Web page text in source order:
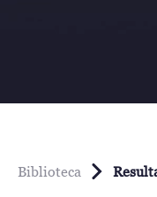
Biblioteca